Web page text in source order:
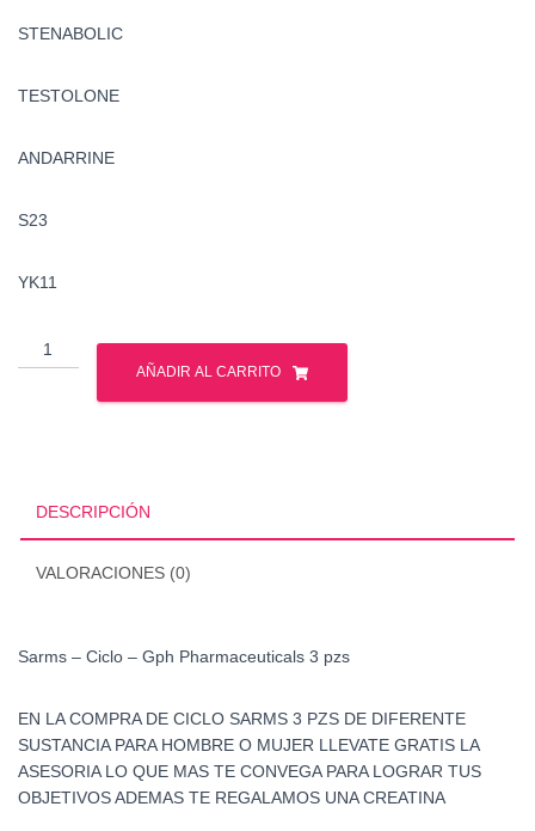
STENABOLIC
TESTOLONE
ANDARRINE
S23
YK11
Sarms
-
AÑADIR AL CARRITO
DESCRIPCIÓN
VALORACIONES (0)
Sarms – Ciclo – Gph Pharmaceuticals 3 pzs
EN LA COMPRA DE CICLO SARMS 3 PZS DE DIFERENTE
SUSTANCIA PARA HOMBRE O MUJER LLEVATE GRATIS LA
ASESORIA LO QUE MAS TE CONVEGA PARA LOGRAR TUS
OBJETIVOS ADEMAS TE REGALAMOS UNA CREATINA